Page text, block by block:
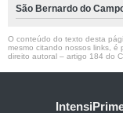
São Bernardo do
O conteúdo do texto desta
mesmo citando nossos links, é
direito autoral – artigo 184 do